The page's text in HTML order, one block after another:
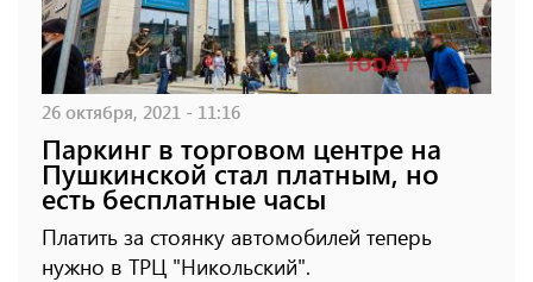
26 октября, 2021 - 11:16
Паркинг в торговом центре на
Пушкинской стал платным, но
есть бесплатные часы
Платить за стоянку автомобилей теперь
нужно в ТРЦ "Никольский".